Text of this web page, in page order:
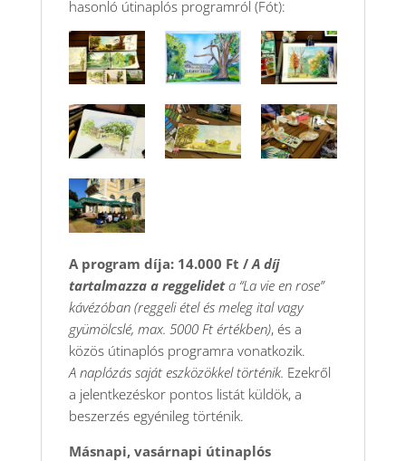
hasonló útinaplós programról (Fót):
A program díja: 14.000 Ft /A díj
tartalmazza a reggelideta “La vie en rose”
kávézóban (reggeli étel és meleg ital vagy
gyümölcslé, max. 5000 Ft értékben), és a
közös útinaplós programra vonatkozik.
A naplózás saját eszközökkel történik. Ezekről
a jelentkezéskor pontos listát küldök, a
beszerzés egyénileg történik.
Másnapi, vasárnapi útinaplós